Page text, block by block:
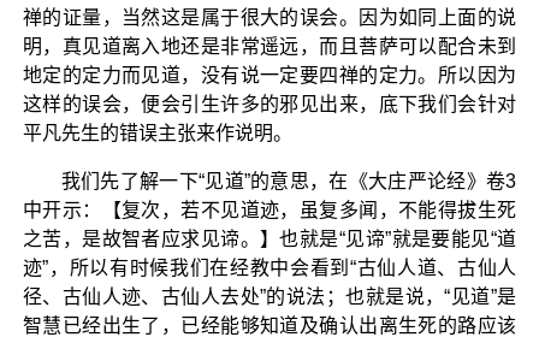
禅的证量，当然这是属于很大的误会。因为如同上面的说
明，真见道离入地还是非常遥远，而且菩萨可以配合未到
地定的定力而见道，没有说一定要四禅的定力。所以因为
这样的误会，便会引生许多的邪见出来，底下我们会针对
平凡先生的错误主张来作说明。
我们先了解一下“见道”的意思，在《大庄严论经》卷3
中开示：【复次，若不见道迹，虽复多闻，不能得拔生死
之苦，是故智者应求见谛。】也就是“见谛”就是要能见“道
迹”，所以有时候我们在经教中会看到“古仙人道、古仙人
径、古仙人迹、古仙人去处”的说法；也就是说，“见道”是
智慧已经出生了，已经能够知道及确认出离生死的路应该